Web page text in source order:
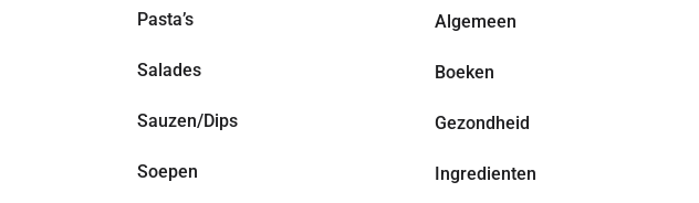
Pasta’s
Salades
Sauzen/Dips
Soepen
Algemeen
Boeken
Gezondheid
Ingredienten